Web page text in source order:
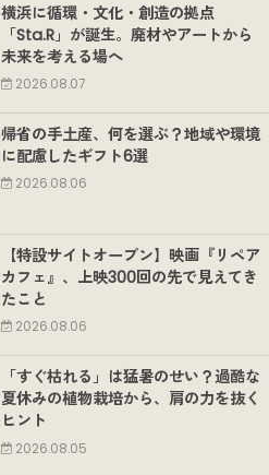
横浜に循環・文化・創造の拠点
「Sta.R」が誕生。廃材やアートから
未来を考える場へ
2026.08.07
帰省の手土産、何を選ぶ？地域や環境
に配慮したギフト6選
2026.08.06
【特設サイトオープン】映画『リペア
カフェ』、上映300回の先で見えてき
たこと
2026.08.06
「すぐ枯れる」は猛暑のせい？過酷な
夏休みの植物栽培から、肩の力を抜く
ヒント
2026.08.05